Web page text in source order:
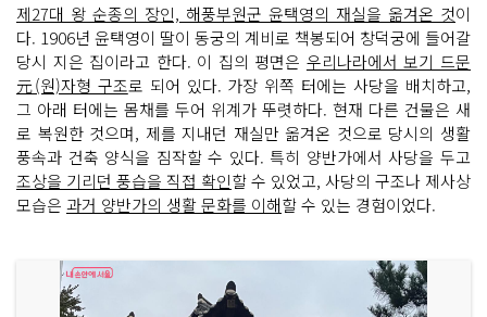
제27대 왕 순종의 장인, 해풍부원군 윤택영의 재실을 옮겨온 것이
다. 1906년 윤택영이 딸이 동궁의 계비로 책봉되어 창덕궁에 들어갈
당시 지은 집이라고 한다. 이 집의 평면은 우리나라에서 보기 드문
元(원)자형 구조로 되어 있다. 가장 위쪽 터에는 사당을 배치하고,
그 아래 터에는 몸채를 두어 위계가 뚜렷하다. 현재 다른 건물은 새
로 복원한 것으며, 제를 지내던 재실만 옮겨온 것으로 당시의 생활
풍속과 건축 양식을 짐작할 수 있다. 특히 양반가에서 사당을 두고
조상을 기리던 풍습을 직접 확인할 수 있었고, 사당의 구조나 제사상
모습은 과거 양반가의 생활 문화를 이해할 수 있는 경험이었다.